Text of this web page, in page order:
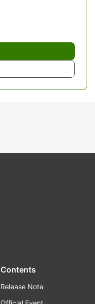
Contents
Release Note